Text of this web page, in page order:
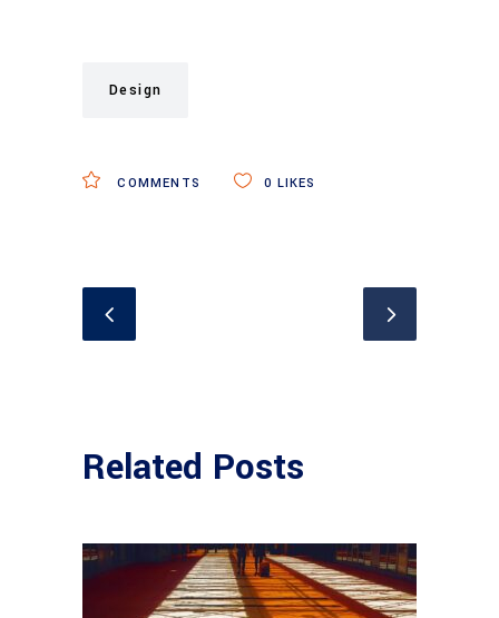
Design
COMMENTS 0 LIKES
Related Posts